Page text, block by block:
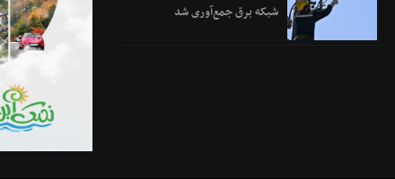
شبکه برق جمع‌آوری شد